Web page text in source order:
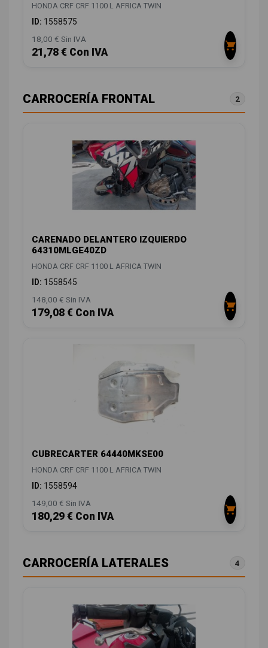
HONDA CRF CRF 1100 L AFRICA TWIN
ID: 1558575
18,00 € Sin IVA
21,78 € Con IVA
CARROCERÍA FRONTAL 2
CARENADO DELANTERO IZQUIERDO
64310MLGE40ZD
HONDA CRF CRF 1100 L AFRICA TWIN
ID: 1558545
148,00 € Sin IVA
179,08 € Con IVA
CUBRECARTER 64440MKSE00
HONDA CRF CRF 1100 L AFRICA TWIN
ID: 1558594
149,00 € Sin IVA
180,29 € Con IVA
CARROCERÍA LATERALES 4